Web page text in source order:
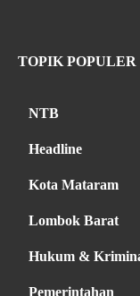
TOPIK POPULER
NTB
Headline
Kota Mataram
Lombok Barat
Hukum &
Pemerintahan